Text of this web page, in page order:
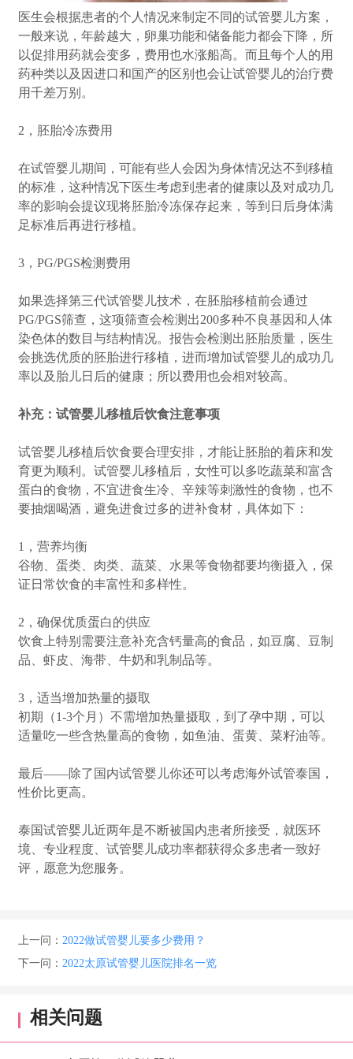
医生会根据患者的个人情况来制定不同的试管婴儿方案，
一般来说，年龄越大，卵巢功能和储备能力都会下降，所
以促排用药就会变多，费用也水涨船高。而且每个人的用
药种类以及因进口和国产的区别也会让试管婴儿的治疗费
用千差万别。
2，胚胎冷冻费用
在试管婴儿期间，可能有些人会因为身体情况达不到移植
的标准，这种情况下医生考虑到患者的健康以及对成功几
率的影响会提议现将胚胎冷冻保存起来，等到日后身体满
足标准后再进行移植。
3，PG/PGS检测费用
如果选择第三代试管婴儿技术，在胚胎移植前会通过
PG/PGS筛查，这项筛查会检测出200多种不良基因和人体
染色体的数目与结构情况。报告会检测出胚胎质量，医生
会挑选优质的胚胎进行移植，进而增加试管婴儿的成功几
率以及胎儿日后的健康；所以费用也会相对较高。
补充：试管婴儿移植后饮食注意事项
试管婴儿移植后饮食要合理安排，才能让胚胎的着床和发
育更为顺利。试管婴儿移植后，女性可以多吃蔬菜和富含
蛋白的食物，不宜进食生冷、辛辣等刺激性的食物，也不
要抽烟喝酒，避免进食过多的进补食材，具体如下：
1，营养均衡
谷物、蛋类、肉类、蔬菜、水果等食物都要均衡摄入，保
证日常饮食的丰富性和多样性。
2，确保优质蛋白的供应
饮食上特别需要注意补充含钙量高的食品，如豆腐、豆制
品、虾皮、海带、牛奶和乳制品等。
3，适当增加热量的摄取
初期（1-3个月）不需增加热量摄取，到了孕中期，可以
适量吃一些含热量高的食物，如鱼油、蛋黄、菜籽油等。
最后——除了国内试管婴儿你还可以考虑海外试管泰国，
性价比更高。
泰国试管婴儿近两年是不断被国内患者所接受，就医环
境、专业程度、试管婴儿成功率都获得众多患者一致好
评，愿意为您服务。
上一问： 2022做试管婴儿要多少费用？
下一问： 2022太原试管婴儿医院排名一览
相关问题